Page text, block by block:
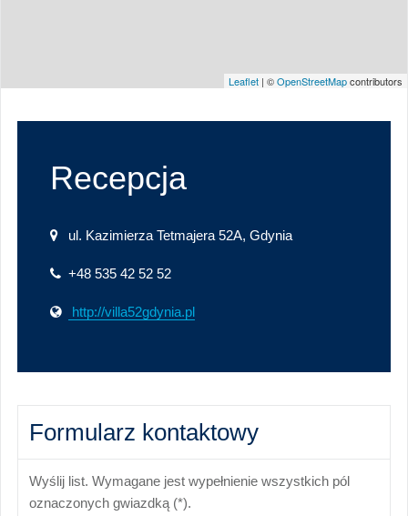
Leaflet | ©OpenStreetMapcontributors
Recepcja
ul. Kazimierza Tetmajera 52A, Gdynia
+48 535 42 52 52
http://villa52gdynia.pl
Formularz kontaktowy
Wyślij list. Wymagane jest wypełnienie wszystkich pól
oznaczonych gwiazdką (*).